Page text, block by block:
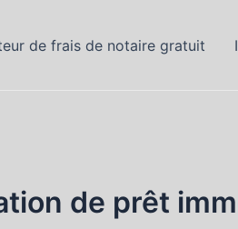
de frais de notaire gratuit
de prêt